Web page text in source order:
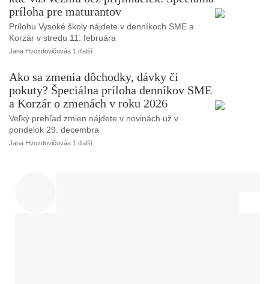
príloha pre maturantov
Prílohu Vysoké školy nájdete v denníkoch SME a
Korzár v stredu 11. februára
Jana Hvozdovičováa 1 ďalší
Ako sa zmenia dôchodky, dávky či
pokuty? Špeciálna príloha denníkov SME
a Korzár o zmenách v roku 2026
Veľký prehľad zmien nájdete v novinách už v
pondelok 29. decembra
Jana Hvozdovičováa 1 ďalší